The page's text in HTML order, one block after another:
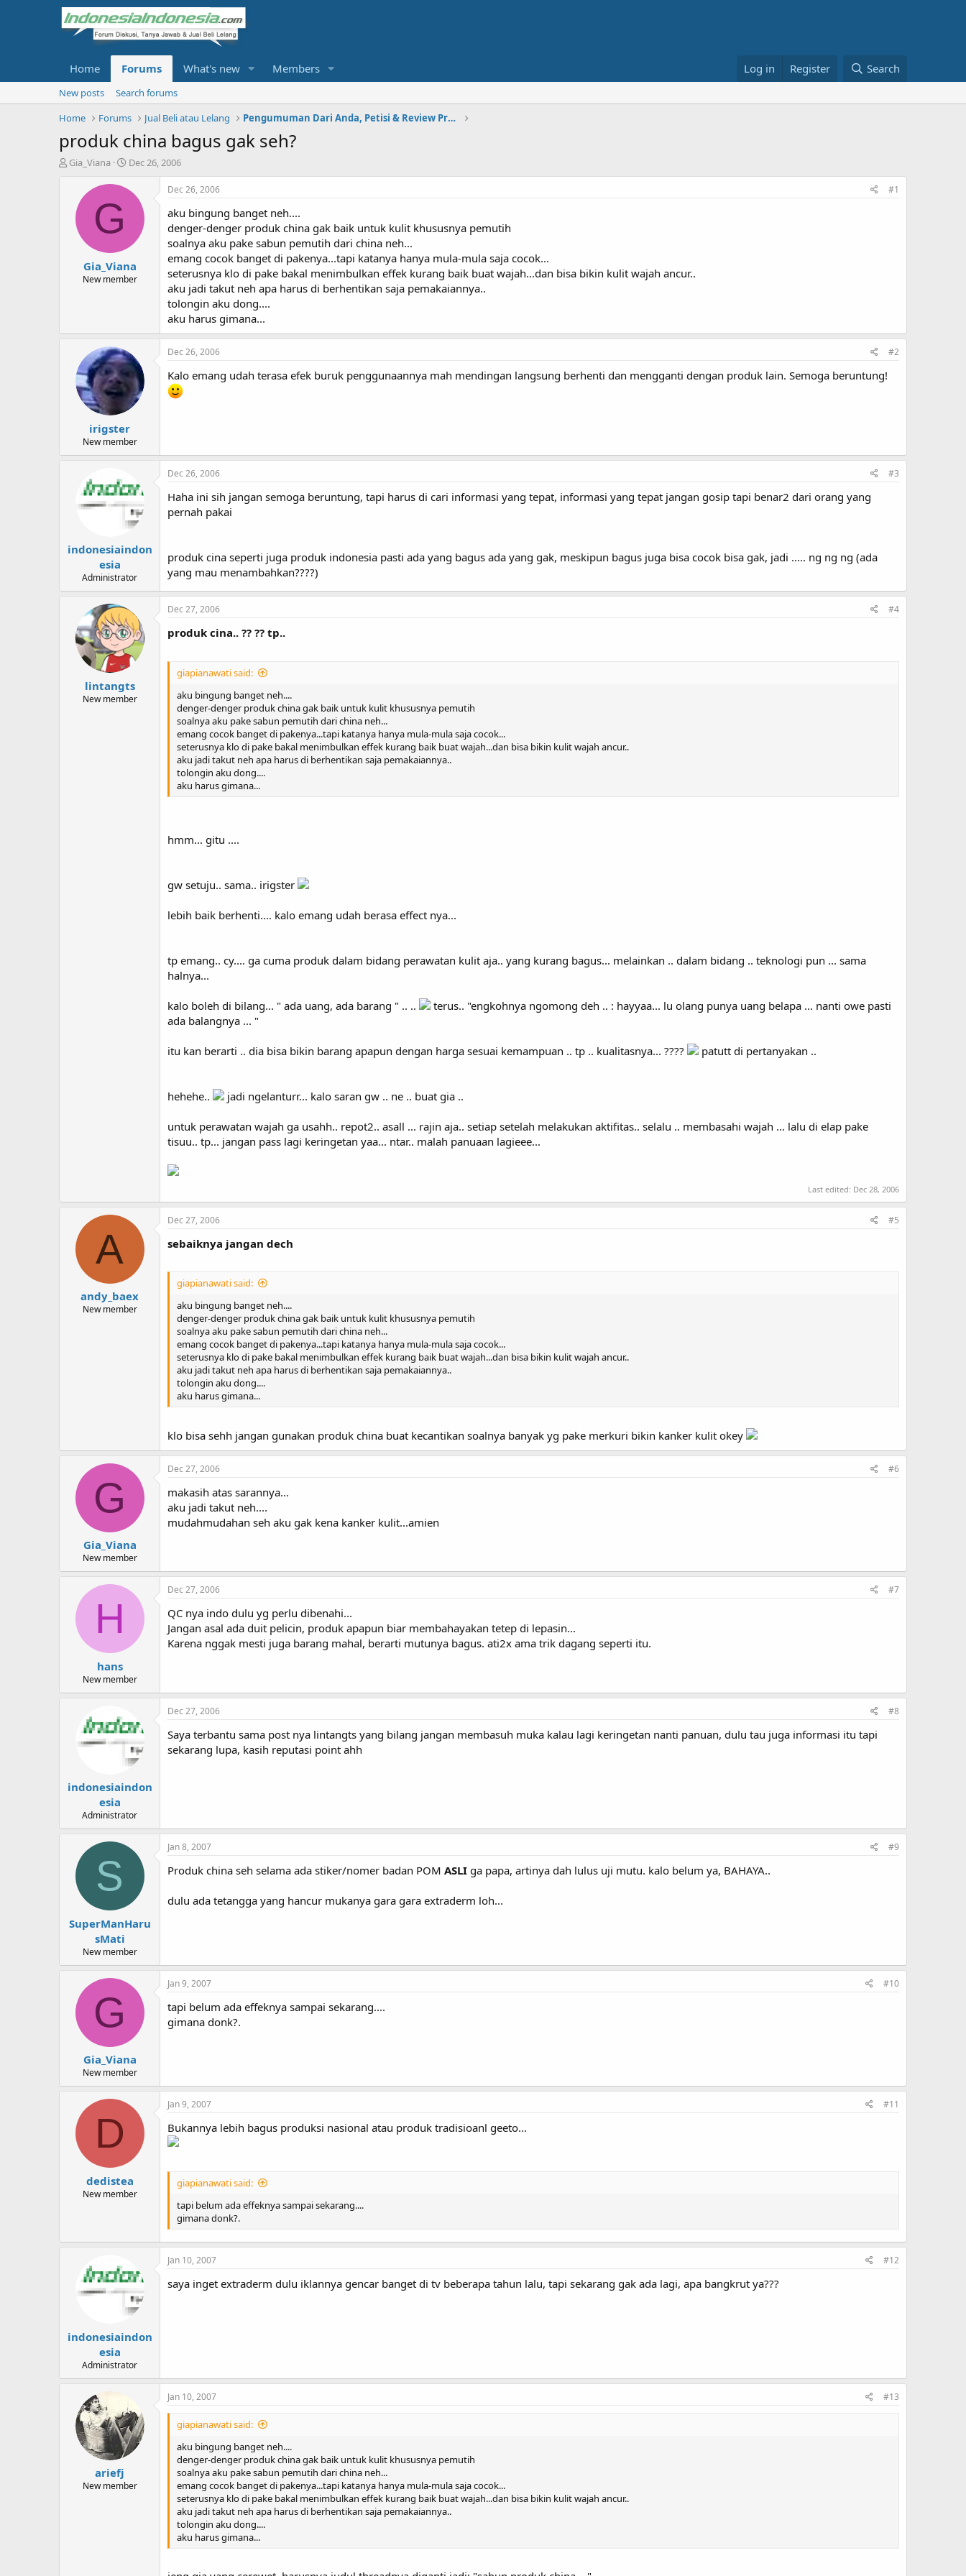
Home Forums What's new Members Log in Register Search
New posts
Search forums
Home
Forums Jual Beli atau Lelang Pengumuman Dari Anda, Petisi & Review Produk
produk china bagus gak seh?
T
Gia_Viana
S
a
t
e
Dec 26, 2006
G
Gia_Viana
New member
Dec 26, 2006 #1
aku bingung banget neh....
denger-denger produk china gak baik untuk kulit khususnya pemutih
soalnya aku pake sabun pemutih dari china neh...
emang cocok banget di pakenya...tapi katanya hanya mula-mula saja cocok...
seterusnya klo di pake bakal menimbulkan effek kurang baik buat wajah...dan bisa bikin kulit wajah ancur..
aku jadi takut neh apa harus di berhentikan saja pemakaiannya..
tolongin aku dong....
aku harus gimana...
irigster
New member
Dec 26, 2006 #2
Kalo emang udah terasa efek buruk penggunaannya mah mendingan langsung berhenti dan mengganti dengan produk lain. Semoga beruntung!
indonesiaindon
esia
Administrator
Dec 26, 2006 #3
Haha ini sih jangan semoga beruntung, tapi harus di cari informasi yang tepat, informasi yang tepat jangan gosip tapi benar2 dari orang yang
pernah pakai
produk cina seperti juga produk indonesia pasti ada yang bagus ada yang gak, meskipun bagus juga bisa cocok bisa gak, jadi ..... ng ng ng (ada
yang mau menambahkan????)
lintangts
New member
Dec 27, 2006 #4
produk cina.. ?? ?? tp..
giapianawati said:
aku bingung banget neh....
denger-denger produk china gak baik untuk kulit khususnya pemutih
soalnya aku pake sabun pemutih dari china neh...
emang cocok banget di pakenya...tapi katanya hanya mula-mula saja cocok...
seterusnya klo di pake bakal menimbulkan effek kurang baik buat wajah...dan bisa bikin kulit wajah ancur..
aku jadi takut neh apa harus di berhentikan saja pemakaiannya..
tolongin aku dong....
aku harus gimana...
hmm... gitu ....
gw setuju.. sama.. irigster
lebih baik berhenti.... kalo emang udah berasa effect nya...
tp emang.. cy.... ga cuma produk dalam bidang perawatan kulit aja.. yang kurang bagus... melainkan .. dalam bidang .. teknologi pun ... sama
halnya...
kalo boleh di bilang... " ada uang, ada barang " .. ..
terus.. "engkohnya ngomong deh .. : hayyaa... lu olang punya uang belapa ... nanti owe pasti
ada balangnya ... "
itu kan berarti .. dia bisa bikin barang apapun dengan harga sesuai kemampuan .. tp .. kualitasnya... ???? patutt di pertanyakan ..
hehehe.. jadi ngelanturr... kalo saran gw .. ne .. buat gia ..
untuk perawatan wajah ga usahh.. repot2.. asall ... rajin aja.. setiap setelah melakukan aktifitas.. selalu .. membasahi wajah ... lalu di elap pake
tisuu.. tp... jangan pass lagi keringetan yaa... ntar.. malah panuaan lagieee...
Last edited: Dec 28, 2006
A
andy_baex
New member
Dec 27, 2006 #5
sebaiknya jangan dech
giapianawati said:
aku bingung banget neh....
denger-denger produk china gak baik untuk kulit khususnya pemutih
soalnya aku pake sabun pemutih dari china neh...
emang cocok banget di pakenya...tapi katanya hanya mula-mula saja cocok...
seterusnya klo di pake bakal menimbulkan effek kurang baik buat wajah...dan bisa bikin kulit wajah ancur..
aku jadi takut neh apa harus di berhentikan saja pemakaiannya..
tolongin aku dong....
aku harus gimana...
klo bisa sehh jangan gunakan produk china buat kecantikan soalnya banyak yg pake merkuri bikin kanker kulit okey
G
Gia_Viana
New member
Dec 27, 2006 #6
makasih atas sarannya...
aku jadi takut neh....
mudahmudahan seh aku gak kena kanker kulit...amien
H
hans
New member
Dec 27, 2006 #7
QC nya indo dulu yg perlu dibenahi...
Jangan asal ada duit pelicin, produk apapun biar membahayakan tetep di lepasin...
Karena nggak mesti juga barang mahal, berarti mutunya bagus. ati2x ama trik dagang seperti itu.
indonesiaindon
esia
Administrator
Dec 27, 2006 #8
Saya terbantu sama post nya lintangts yang bilang jangan membasuh muka kalau lagi keringetan nanti panuan, dulu tau juga informasi itu tapi
sekarang lupa, kasih reputasi point ahh
S
SuperManHaru
sMati
New member
Jan 8, 2007 #9
Produk china seh selama ada stiker/nomer badan POM ASLI ga papa, artinya dah lulus uji mutu. kalo belum ya, BAHAYA..
dulu ada tetangga yang hancur mukanya gara gara extraderm loh...
G
Gia_Viana
New member
Jan 9, 2007 #10
tapi belum ada effeknya sampai sekarang....
gimana donk?.
D
dedistea
New member
Jan 9, 2007 #11
Bukannya lebih bagus produksi nasional atau produk tradisioanl geeto...
giapianawati said:
tapi belum ada effeknya sampai sekarang....
gimana donk?.
indonesiaindon
esia
Administrator
Jan 10, 2007 #12
saya inget extraderm dulu iklannya gencar banget di tv beberapa tahun lalu, tapi sekarang gak ada lagi, apa bangkrut ya???
ariefj
New member
Jan 10, 2007 #13
giapianawati said:
aku bingung banget neh....
denger-denger produk china gak baik untuk kulit khususnya pemutih
soalnya aku pake sabun pemutih dari china neh...
emang cocok banget di pakenya...tapi katanya hanya mula-mula saja cocok...
seterusnya klo di pake bakal menimbulkan effek kurang baik buat wajah...dan bisa bikin kulit wajah ancur..
aku jadi takut neh apa harus di berhentikan saja pemakaiannya..
tolongin aku dong....
aku harus gimana...